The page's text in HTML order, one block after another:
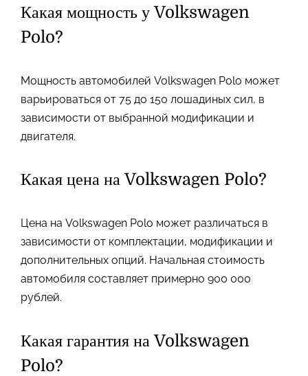
Какая мощность у Volkswagen
Polo?
Мощность автомобилей Volkswagen Polo может
варьироваться от 75 до 150 лошадиных сил, в
зависимости от выбранной модификации и
двигателя.
Какая цена на Volkswagen Polo?
Цена на Volkswagen Polo может различаться в
зависимости от комплектации, модификации и
дополнительных опций. Начальная стоимость
автомобиля составляет примерно 900 000
рублей.
Какая гарантия на Volkswagen
Polo?